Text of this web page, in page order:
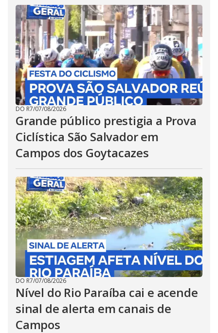
DO R7/07/08/2026
Grande público prestigia a Prova
Ciclística São Salvador em
Campos dos Goytacazes
DO R7/07/08/2026
Nível do Rio Paraíba cai e acende
sinal de alerta em canais de
Campos